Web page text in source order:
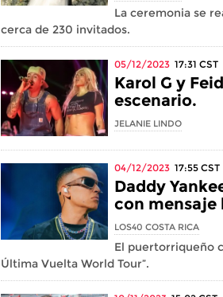
La ceremonia se
cerca de 230 invitados.
05/12/2023 17:31 CST
Karol G y
escenario.
JELANIE LINDO
04/12/2023 17:55 CST
Daddy
con mensaje
LOS40 COSTA RICA
El puertorriqueño
Última Vuelta World Tour”.